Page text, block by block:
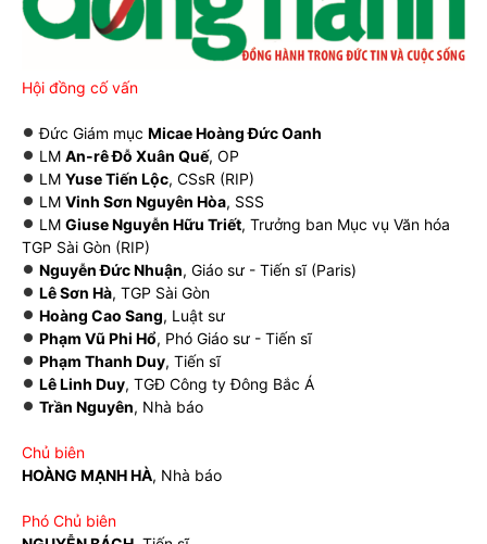
Hội đồng cố vấn
Đức Giám mục Micae Hoàng Đức Oanh
LM An-rê Đỗ Xuân Quế, OP
LM Yuse Tiến Lộc, CSsR (RIP)
LM Vinh Sơn Nguyên Hòa, SSS
LM Giuse Nguyễn Hữu Triết, Trưởng ban Mục vụ Văn hóa
TGP Sài Gòn (RIP)
Nguyễn Đức Nhuận, Giáo sư - Tiến sĩ (Paris)
Lê Sơn Hà, TGP Sài Gòn
Hoàng Cao Sang, Luật sư
Phạm Vũ Phi Hổ, Phó Giáo sư - Tiến sĩ
Phạm Thanh Duy, Tiến sĩ
Lê Linh Duy, TGĐ Công ty Đông Bắc Á
Trần Nguyên, Nhà báo
Chủ biên
HOÀNG MẠNH HÀ, Nhà báo
Phó Chủ biên